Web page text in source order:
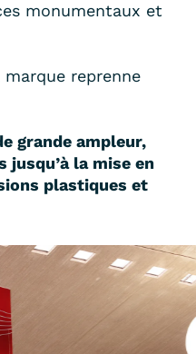
monumentaux et
reprenne
grande ampleur,
jusqu’à la mise en
plastiques et